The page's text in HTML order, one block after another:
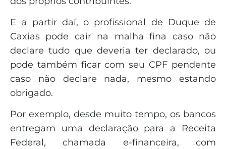
E a partir daí, o profissional de Duque de
Caxias pode cair na malha fina caso não
declare tudo que deveria ter declarado, ou
pode também ficar com seu CPF pendente
caso não declare nada, mesmo estando
obrigado.
Por exemplo, desde muito tempo, os bancos
entregam uma declaração para a Receita
Federal, chamada e-financeira, com